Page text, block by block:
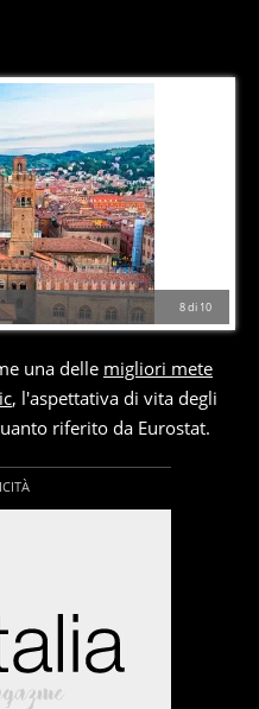
8di 10
una delle migliori mete
, l'aspettativa di vita degli
riferito da Eurostat.